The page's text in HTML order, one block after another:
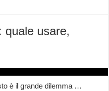
quale usare,
è il grande dilemma …